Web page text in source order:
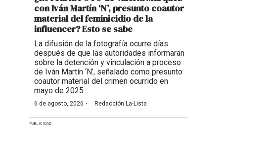
con Iván Martín ‘N’, presunto coautor
material del feminicidio de la
influencer? Esto se sabe
La difusión de la fotografía ocurre días
después de que las autoridades informaran
sobre la detención y vinculación a proceso
de Iván Martín ‘N’, señalado como presunto
coautor material del crimen ocurrido en
mayo de 2025
6 de agosto, 2026 · Redacción La-Lista
PUBLICIDAD